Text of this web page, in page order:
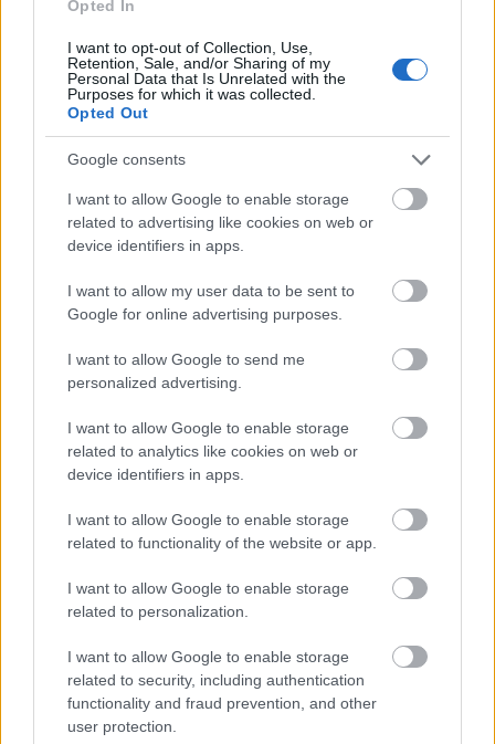
Opted In
I want to opt-out of Collection, Use,
Retention, Sale, and/or Sharing of my
Personal Data that Is Unrelated with the
Purposes for which it was collected.
Opted Out
Google consents
I want to allow Google to enable storage
related to advertising like cookies on web or
device identifiers in apps.
I want to allow my user data to be sent to
Google for online advertising purposes.
I want to allow Google to send me
personalized advertising.
I want to allow Google to enable storage
related to analytics like cookies on web or
device identifiers in apps.
I want to allow Google to enable storage
related to functionality of the website or app.
I want to allow Google to enable storage
related to personalization.
I want to allow Google to enable storage
related to security, including authentication
functionality and fraud prevention, and other
user protection.
Promók halomra: nyakunkon a tévés
2012. augusztus 23.
Mára a Fringe kopasz Observerekkel teli videója, az
ITV új drámákat bemutató videója, a Kóma-
minisorozat előzetes és a Gengszerkorzó új
évadának első képsorai jutottak, tessék szeretni őket
Hírek kávé mellé
Ideiglenesen leállt a Fringe forgatása, mert John
Noble és Blair Brown egészségügyi problémákkal